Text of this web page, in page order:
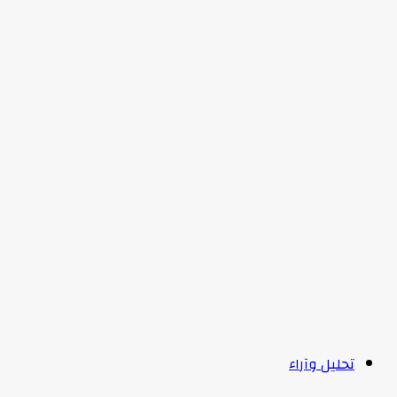
تحليل وآراء